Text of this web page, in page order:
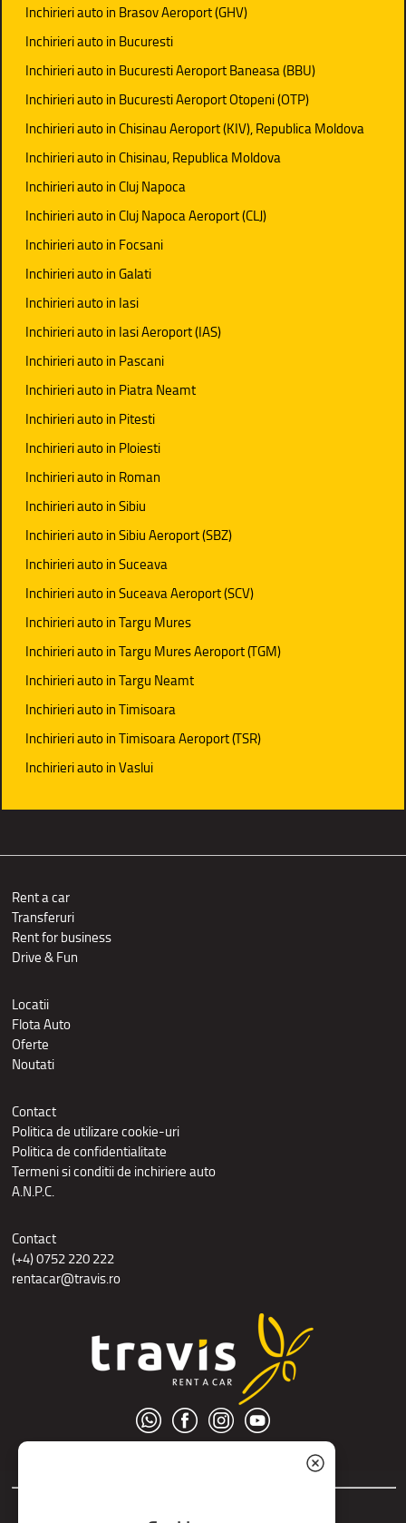
Inchirieri auto in Brasov Aeroport (GHV)
Inchirieri auto in Bucuresti
Inchirieri auto in Bucuresti Aeroport Baneasa (BBU)
Inchirieri auto in Bucuresti Aeroport Otopeni (OTP)
Inchirieri auto in Chisinau Aeroport (KIV), Republica Moldova
Inchirieri auto in Chisinau, Republica Moldova
Inchirieri auto in Cluj Napoca
Inchirieri auto in Cluj Napoca Aeroport (CLJ)
Inchirieri auto in Focsani
Inchirieri auto in Galati
Inchirieri auto in Iasi
Inchirieri auto in Iasi Aeroport (IAS)
Inchirieri auto in Pascani
Inchirieri auto in Piatra Neamt
Inchirieri auto in Pitesti
Inchirieri auto in Ploiesti
Inchirieri auto in Roman
Inchirieri auto in Sibiu
Inchirieri auto in Sibiu Aeroport (SBZ)
Inchirieri auto in Suceava
Inchirieri auto in Suceava Aeroport (SCV)
Inchirieri auto in Targu Mures
Inchirieri auto in Targu Mures Aeroport (TGM)
Inchirieri auto in Targu Neamt
Inchirieri auto in Timisoara
Inchirieri auto in Timisoara Aeroport (TSR)
Inchirieri auto in Vaslui
Rent a car
Transferuri
Rent for business
Drive & Fun
Locatii
Flota Auto
Oferte
Noutati
Contact
Politica de utilizare cookie-uri
Politica de confidentialitate
Termeni si conditii de inchiriere auto
A.N.P.C.
Contact
(+4) 0752 220 222
rentacar@travis.ro